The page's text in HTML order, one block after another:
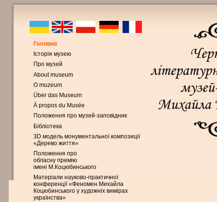
Головна
Історія музею
Про музей
About museum
O muzeum
Über das Museum
À propos du Musée
Положення про музей-заповідник
Бібліотека
3D модель монументальної композиції
«Дерево життя»
Положення про
обласну премію
імені М.Коцюбинського
Матеріали науково-практичної
конференції «Феномен Михайла
Коцюбинського у художніх вимірах
українства»